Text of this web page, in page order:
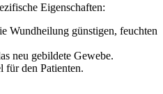
Eigenschaften:
Wundheilung günstigen, feuchten
neu gebildete Gewebe.
für den Patienten.